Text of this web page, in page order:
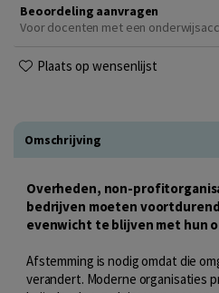
Beoordeling aanvragen
Voor docenten met een
Plaats op wensenlijst
Omschrijving
Overheden, non-
bedrijven moeten
evenwicht te blijven met hun
Afstemming is nodig omdat die
verandert. Moderne organisaties